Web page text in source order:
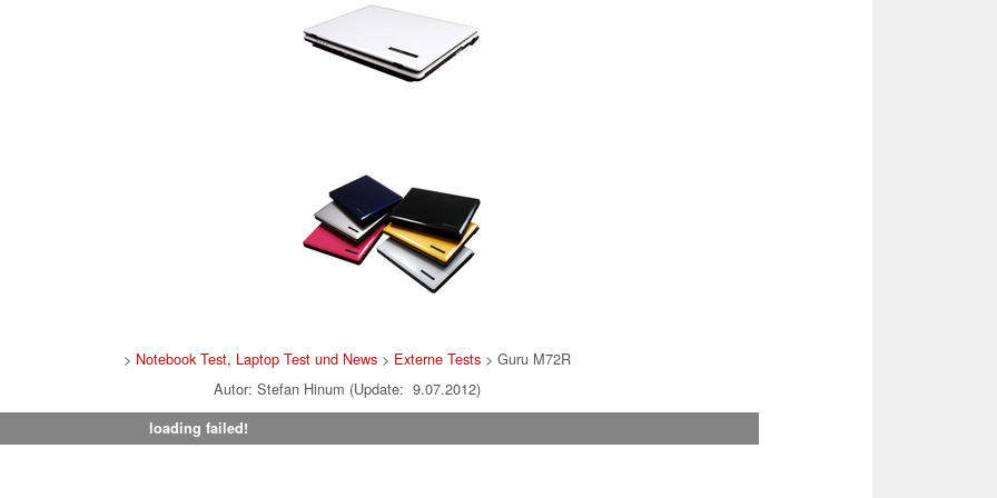
> Notebook Test, Laptop Test und News > Externe Tests > Guru M72R
Autor: Stefan Hinum (Update: 9.07.2012)
loading failed!